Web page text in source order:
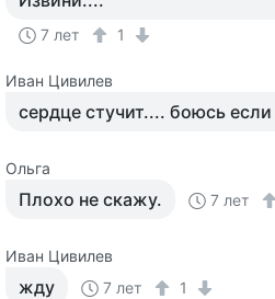
7 лет 1
Иван Цивилев
сердце стучит.... боюсь
Ольга
Плохо не скажу. 7 лет
Иван Цивилев
жду 7 лет 1